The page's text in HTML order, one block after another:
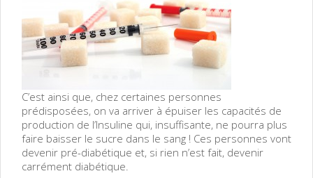
C’est ainsi que, chez certaines personnes
prédisposées, on va arriver à épuiser les capacités de
production de l’Insuline qui, insuffisante, ne pourra plus
faire baisser le sucre dans le sang ! Ces personnes vont
devenir pré-diabétique et, si rien n’est fait, devenir
carrément diabétique.